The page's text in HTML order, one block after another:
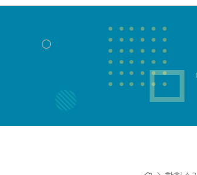
여성수학계 소식
회원구분
회원가입안내
나의 정보
회비납입 및